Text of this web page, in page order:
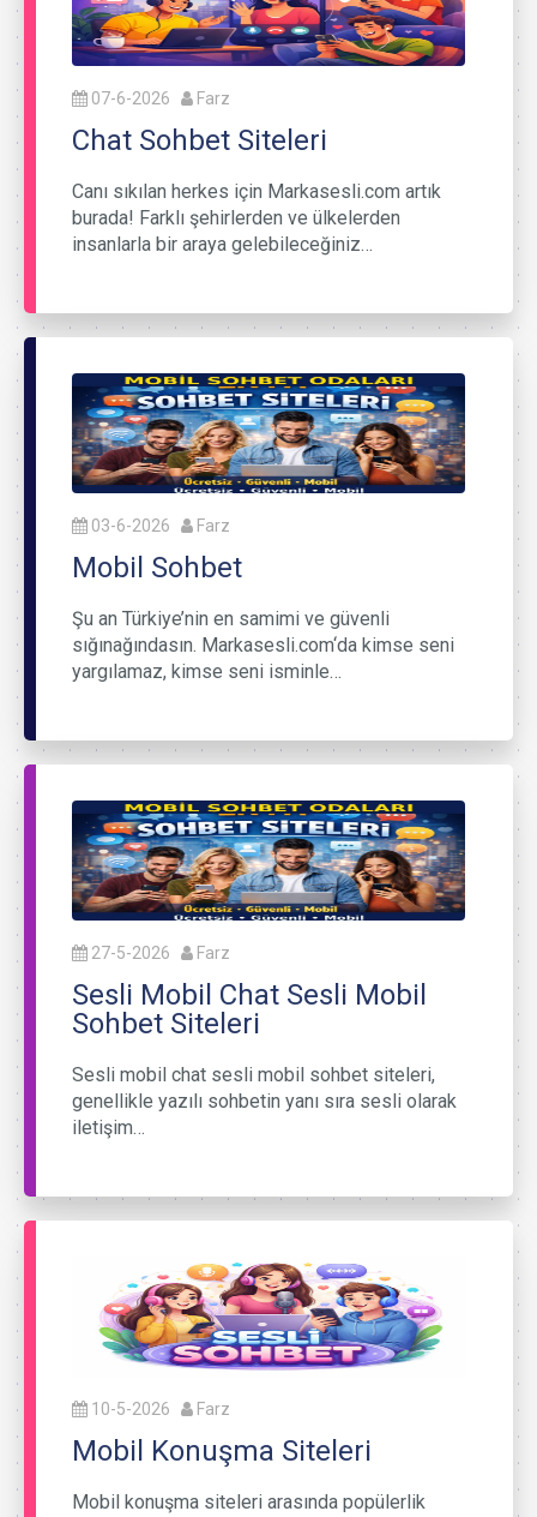
07-6-2026 Farz
Chat Sohbet Siteleri
Canı sıkılan herkes için Markasesli.com artık
burada! Farklı şehirlerden ve ülkelerden
insanlarla bir araya gelebileceğiniz…
03-6-2026 Farz
Mobil Sohbet
Şu an Türkiye’nin en samimi ve güvenli
sığınağındasın. Markasesli.com‘da kimse seni
yargılamaz, kimse seni isminle…
27-5-2026 Farz
Sesli Mobil Chat Sesli Mobil
Sohbet Siteleri
Sesli mobil chat sesli mobil sohbet siteleri,
genellikle yazılı sohbetin yanı sıra sesli olarak
iletişim…
10-5-2026 Farz
Mobil Konuşma Siteleri
Mobil konuşma siteleri arasında popülerlik